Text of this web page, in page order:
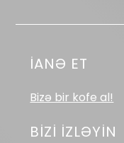
İANƏ ET
Bizə bir kofe al!
BİZİ İZLƏYİN